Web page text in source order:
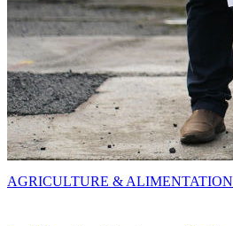
AGRICULTURE & ALIMENTATION